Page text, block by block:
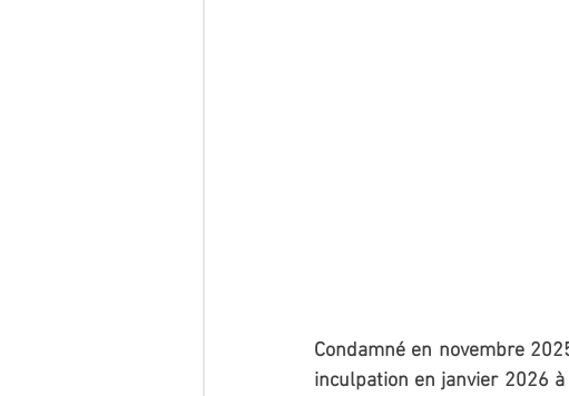
Condamné en novembre
inculpation en janvier 2026